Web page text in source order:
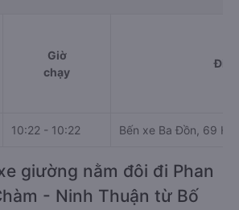
Giờ
chạy
10:22 - 10:22 Bến xe Ba Đồn, 69
giường nằm đôi đi Phan
- Ninh Thuận từ Bố